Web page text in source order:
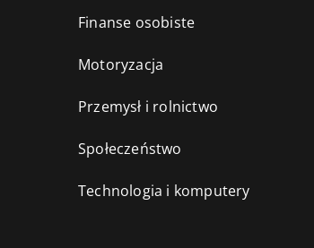
Finanse osobiste
Motoryzacja
Przemysł i rolnictwo
Społeczeństwo
Technologia i komputery